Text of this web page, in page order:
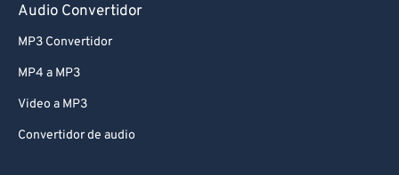
Audio Convertidor
MP3 Convertidor
MP4 a MP3
Video a MP3
Convertidor de audio